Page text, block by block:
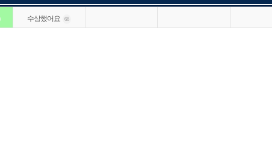
수상했어요 68